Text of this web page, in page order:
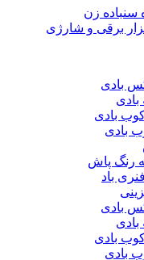
سنباده زن
برقی و شارژی
بادی
بادی
بادی
رنگ پاش
باد
بادی
بادی
بادی